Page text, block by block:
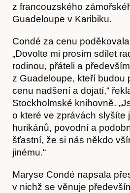
z francouzského
Guadeloupe v Karibiku.
Condé za cenu
„Dovolte mi prosím sdílet
rodinou, přáteli a
z Guadeloupe, kteří budou
cenu nadšení a dojatí,“
Stockholmské knihovně.
o které ve zprávách slyšíte
hurikánů, povodní a
šťastní, že si nás někdo
jinému.“
Maryse Condé napsala
v nichž se věnuje